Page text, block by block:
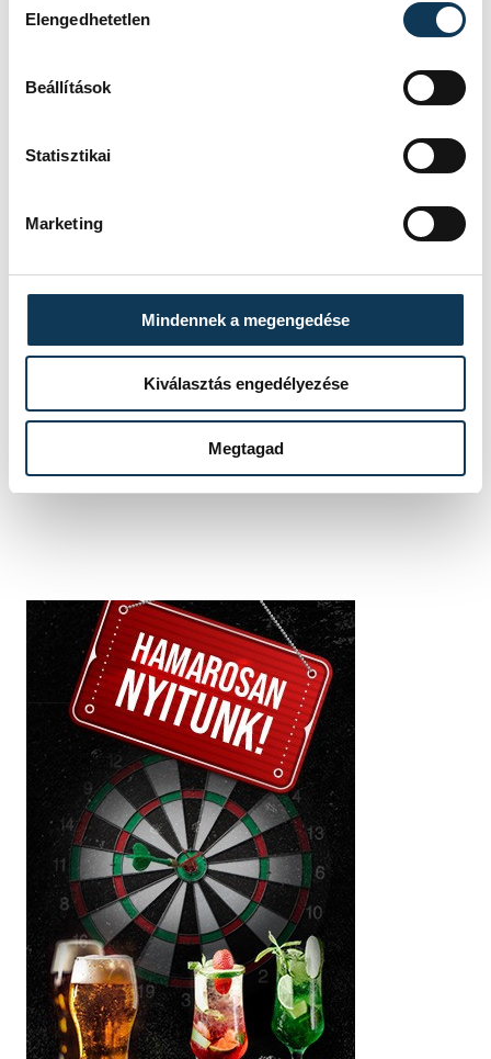
Elengedhetetlen
Beállítások
Statisztikai
Marketing
Mindennek a megengedése
Kiválasztás engedélyezése
Megtagad
Kardos Klára szerint határok közt mozogni
börtönébe zárja magát, hanem hogy
SZERZŐ
Szabó
Virág
FOTÓS
Attila